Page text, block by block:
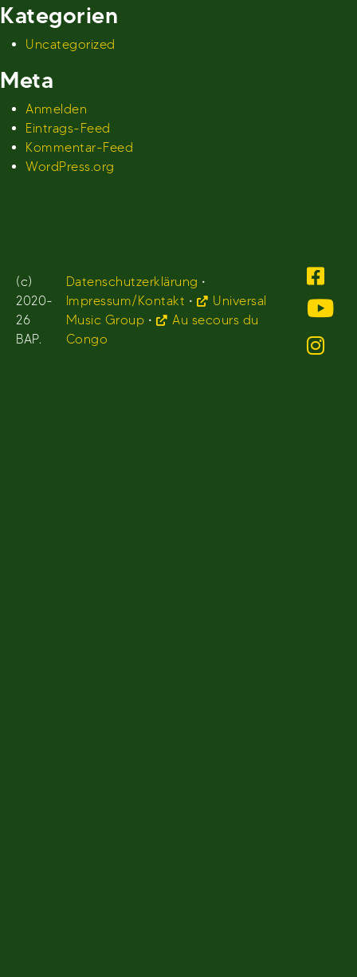
Kategorien
Uncategorized
Meta
Anmelden
Eintrags-Feed
Kommentar-Feed
WordPress.org
(c)
2020-
26
BAP.
Datenschutzerklärung •
Impressum/Kontakt •
Universal
Music Group •
Au secours du
Congo